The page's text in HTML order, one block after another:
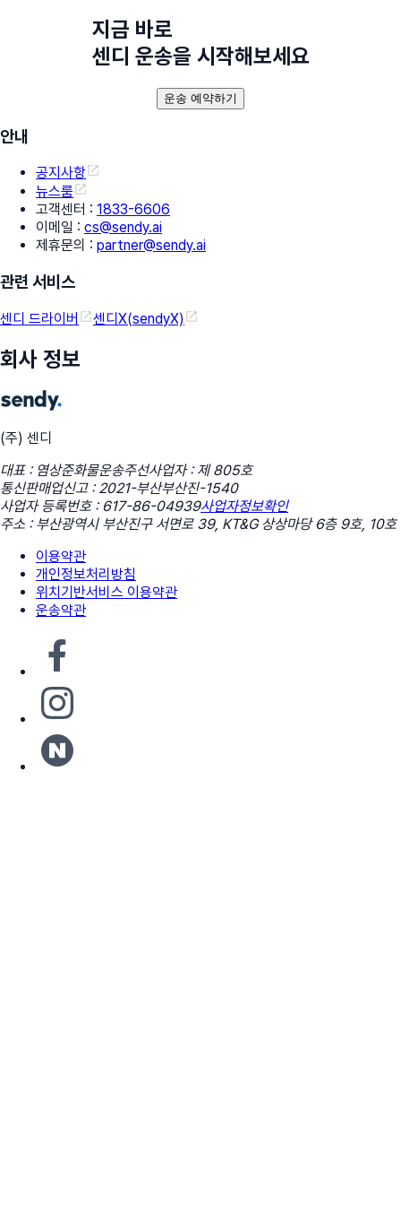
지금 바로
센디 운송을 시작해보세요
운송 예약하기
안내
공지사항
뉴스룸
고객센터 : 1833-6606
이메일 : cs@sendy.ai
제휴문의 : partner@sendy.ai
관련 서비스
센디 드라이버 센디X(sendyX)
회사 정보
(주) 센디
대표 : 염상준화물운송주선사업자 : 제 805호
통신판매업신고 : 2021-부산부산진-1540
사업자 등록번호 : 617-86-04939사업자정보확인
주소 : 부산광역시 부산진구 서면로 39, KT&G 상상마당 6층 9호, 10호
이용약관
개인정보처리방침
위치기반서비스 이용약관
운송약관